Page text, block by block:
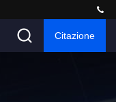
Citazione